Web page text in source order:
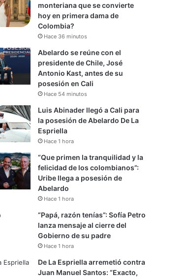
monteriana que se convierte
hoy en primera dama de
Colombia?
Hace 36 minutos
Abelardo se reúne con el
presidente de Chile, José
Antonio Kast, antes de su
posesión en Cali
Hace 54 minutos
Luis Abinader llegó a Cali para
la posesión de Abelardo De La
Espriella
Hace 1 hora
“Que primen la tranquilidad y la
felicidad de los colombianos”:
Uribe llega a posesión de
Abelardo
Hace 1 hora
“Papá, razón tenías”: Sofía Petro
lanza mensaje al cierre del
Gobierno de su padre
Hace 1 hora
De La Espriella arremetió contra
Juan Manuel Santos: “Exacto,